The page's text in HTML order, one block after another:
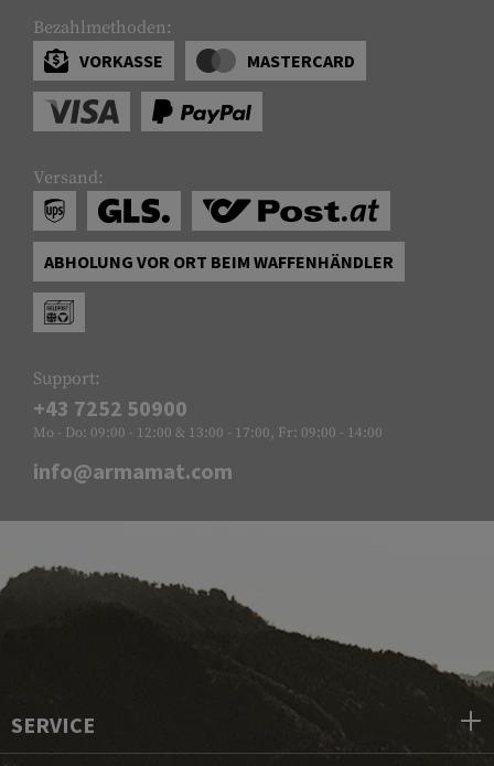
Bezahlmethoden:
VORKASSE
MASTERCARD
Versand:
ABHOLUNG VOR ORT BEIM WAFFENHÄNDLER
Support:
+43 7252 50900
Mo - Do: 09:00 - 12:00 & 13:00 - 17:00, Fr: 09:00 - 14:00
info@armamat.com
SERVICE